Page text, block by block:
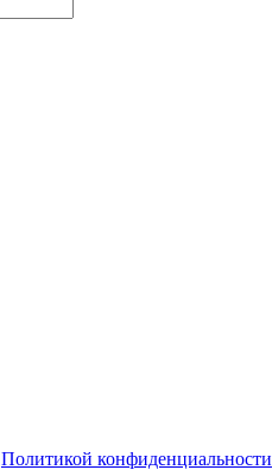
Политикой конфиденциальности